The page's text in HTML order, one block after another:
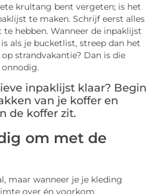
krultang bent vergeten; is het
te maken. Schrijf eerst alles
hebben. Wanneer de inpaklijst
als je bucketlist, streep dan het
op strandvakantie? Dan is die
inpaklijst klaar? Begin
van je koffer en
de koffer zit.
om met de
maar wanneer je je kleding
over én voorkom